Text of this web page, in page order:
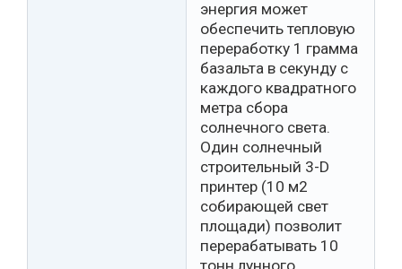
энергия может
обеспечить тепловую
переработку 1 грамма
базальта в секунду с
каждого квадратного
метра сбора
солнечного света.
Один солнечный
строительный 3-D
принтер (10 м2
собирающей свет
площади) позволит
перерабатывать 10